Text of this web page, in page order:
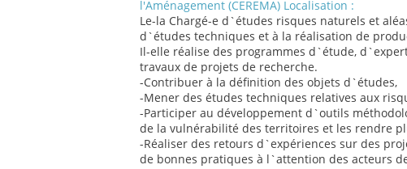
l'Aménagement (CEREMA) Localisation :
Le-la Chargé-e d`études risques naturels et
d`études techniques et à la réalisation de
Il-elle réalise des programmes d`étude,
travaux de projets de recherche.
-Contribuer à la définition des objets d`études,
-Mener des études techniques relatives aux
-Participer au développement d`outils
de la vulnérabilité des territoires et les rendre
-Réaliser des retours d`expériences sur des
de bonnes pratiques à l`attention des acteurs